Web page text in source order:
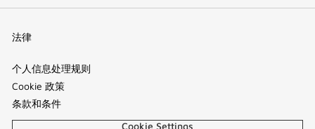
法律
个人信息处理规则
Cookie 政策
条款和条件
Cookie Settings